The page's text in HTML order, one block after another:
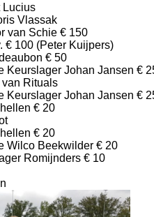
Lucius
Vlassak
van Schie € 150
€ 100 (Peter Kuijpers)
€ 50
Keurslager Johan Jansen €
Rituals
Keurslager Johan Jansen €
€ 20
€ 20
Wilco Beekwilder € 20
Romijnders € 10